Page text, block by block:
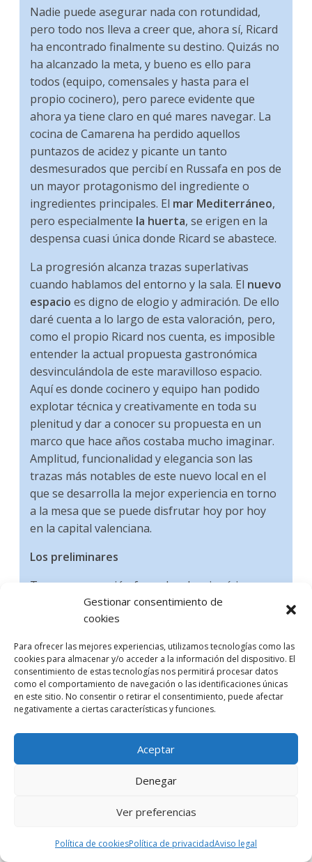
Gestionar consentimiento de
cookies
Para ofrecer las mejores experiencias, utilizamos tecnologías como las
cookies para almacenar y/o acceder a la información del dispositivo. El
consentimiento de estas tecnologías nos permitirá procesar datos
como el comportamiento de navegación o las identificaciones únicas
en este sitio. No consentir o retirar el consentimiento, puede afectar
negativamente a ciertas características y funciones.
Aceptar
Denegar
Ver preferencias
Política de cookiesPolítica de privacidadAviso legal
Nadie puede asegurar nada con rotundidad,
pero todo nos lleva a creer que, ahora sí, Ricard
ha encontrado finalmente su destino. Quizás no
ha alcanzado la meta, y bueno es ello para
todos (equipo, comensales y hasta para el
propio cocinero), pero parece evidente que
ahora ya tiene claro en qué mares navegar. La
cocina de Camarena ha perdido aquellos
puntazos de acidez y picante un tanto
desmesurados que percibí en Russafa en pos de
un mayor protagonismo del ingrediente o
ingredientes principales. El mar Mediterráneo,
pero especialmente la huerta, se erigen en la
despensa cuasi única donde Ricard se abastece.
La progresión alcanza trazas superlativas
cuando hablamos del entorno y la sala. El nuevo
espacio es digno de elogio y admiración. De ello
daré cuenta a lo largo de esta valoración, pero,
como el propio Ricard nos cuenta, es imposible
entender la actual propuesta gastronómica
desvinculándola de este maravilloso espacio.
Aquí es donde cocinero y equipo han podido
explotar técnica y creativamente en toda su
plenitud y dar a conocer su propuesta en un
marco que hace años costaba mucho imaginar.
Amplitud, funcionalidad y elegancia son las
trazas más notables de este nuevo local en el
que se desarrolla la mejor experiencia en torno
a la mesa que se puede disfrutar hoy por hoy
en la capital valenciana.
Los preliminares
Tras una recepción formal en la mismísima
puerta del edificio por parte del personal del
restaurante, nos acompañan a través del patio
llevan hasta un amplio espacio que se ha
habilitado para tomar los primeros aperitivos,
dar tiempo al cliente para que haga su elección
sobre el menú y poder ojear con detenimiento
rincón del mismo y sofás y mesas bajas donde
empezamos a apreciar claramente el disfrute y
Sin embargo, nuestro grupo de seis
comensales es acomodado en la pequeña